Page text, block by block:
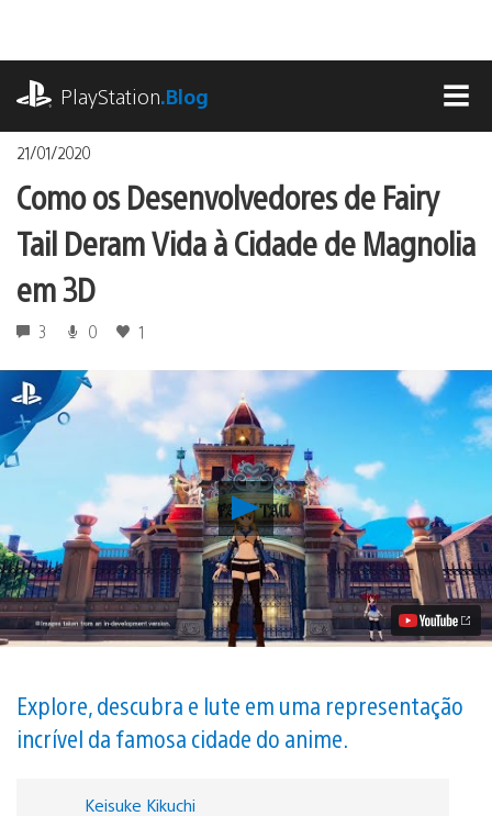
o
conteúdoPlayStation.Blog
21/01/2020
Como os Desenvolvedores de Fairy
Tail Deram Vida à Cidade de Magnolia
em 3D
3 0 1
Reproduzir
Como
os
Desenvolvedores
de
Fairy
Tail
Deram
Cidade
de
Magnolia
Explore, descubra e lute em uma representação
incrível da famosa cidade do anime.
Keisuke Kikuchi